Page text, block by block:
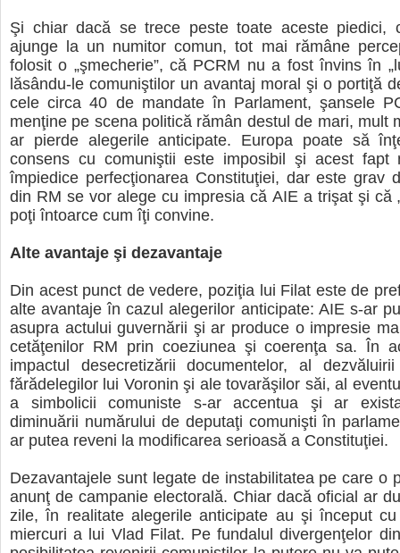
Şi chiar dacă se trece peste toate aceste piedici,
ajunge la un numitor comun, tot mai rămâne
folosit o „şmecherie”, că PCRM nu a fost învins în
lăsându-le comuniştilor un avantaj moral şi o portiţă
cele circa 40 de mandate în Parlament, şansele
menţine pe scena politică rămân destul de mari, mult
ar pierde alegerile anticipate. Europa poate să
consens cu comuniştii este imposibil şi acest fapt
împiedice perfecţionarea Constituţiei, dar este grav
din RM se vor alege cu impresia că AIE a trişat şi că
poţi întoarce cum îţi convine.
Alte avantaje şi dezavantaje
Din acest punct de vedere, poziţia lui Filat este de
alte avantaje în cazul alegerilor anticipate: AIE s-ar
asupra actului guvernării şi ar produce o impresie
cetăţenilor RM prin coeziunea şi coerenţa sa. În
impactul desecretizării documentelor, al
fărădelegilor lui Voronin şi ale tovarăşilor săi, al
a simbolicii comuniste s-ar accentua şi ar
diminuării numărului de deputaţi comunişti în
ar putea reveni la modificarea serioasă a Constituţiei.
Dezavantajele sunt legate de instabilitatea pe care o
anunţ de campanie electorală. Chiar dacă oficial ar
zile, în realitate alegerile anticipate au şi început
miercuri a lui Vlad Filat. Pe fundalul divergenţelor